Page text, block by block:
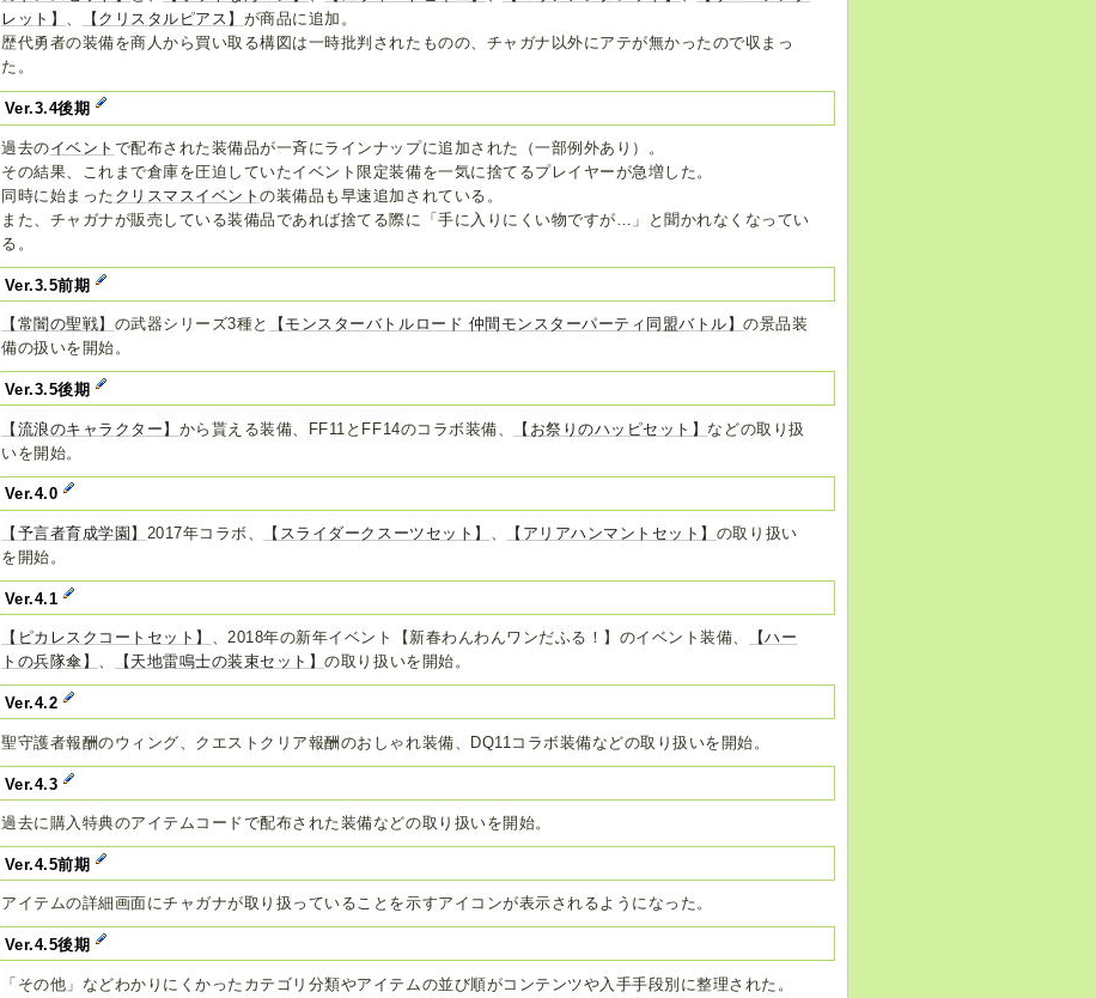
レット】 、 【クリスタルピアス】 が商品に追加。
歴代勇者の装備を商人から買い取る構図は一時批判されたものの、チャガナ以外にアテが無かったので収まっ
た。
Ver.3.4後期
過去のイベント で配布された装備品が一斉にラインナップに追加された（一部例外あり）。
その結果、これまで倉庫を圧迫していたイベント限定装備を一気に捨てるプレイヤーが急増した。
同時に始まった クリスマスイベントの装備品も早速追加されている。
また、チャガナが販売している装備品であれば捨てる際に「手に入りにくい物ですが…」と聞かれなくなってい
る。
Ver.3.5前期
【常闇の聖戦】 の武器シリーズ3種と 【モンスターバトルロード 仲間モンスターパーティ同盟バトル】の景品装
備の扱いを開始。
Ver.3.5後期
【流浪のキャラクター】 から貰える装備、FF11とFF14のコラボ装備、 【お祭りのハッピセット】 などの取り扱
いを開始。
Ver.4.0
【予言者育成学園】 2017年コラボ、 【スライダークスーツセット】 【アリアハンマントセット】 の取り扱い
を開始。
Ver.4.1
【ピカレスクコートセット】 、2018年の新年イベント【新春わんわんワンだふる！】のイベント装備、
【ハー
トの兵隊傘】 、 【天地雷鳴士の装束セット】の取り扱いを開始。
Ver.4.2
聖守護者報酬のウィング、クエストクリア報酬のおしゃれ装備、DQ11コラボ装備などの取り扱いを開始。
Ver.4.3
過去に購入特典のアイテムコードで配布された装備などの取り扱いを開始。
Ver.4.5前期
アイテムの詳細画面にチャガナが取り扱っていることを示すアイコンが表示されるようになった。
Ver.4.5後期
「その他」などわかりにくかったカテゴリ分類やアイテムの並び順がコンテンツや入手手段別に整理された。